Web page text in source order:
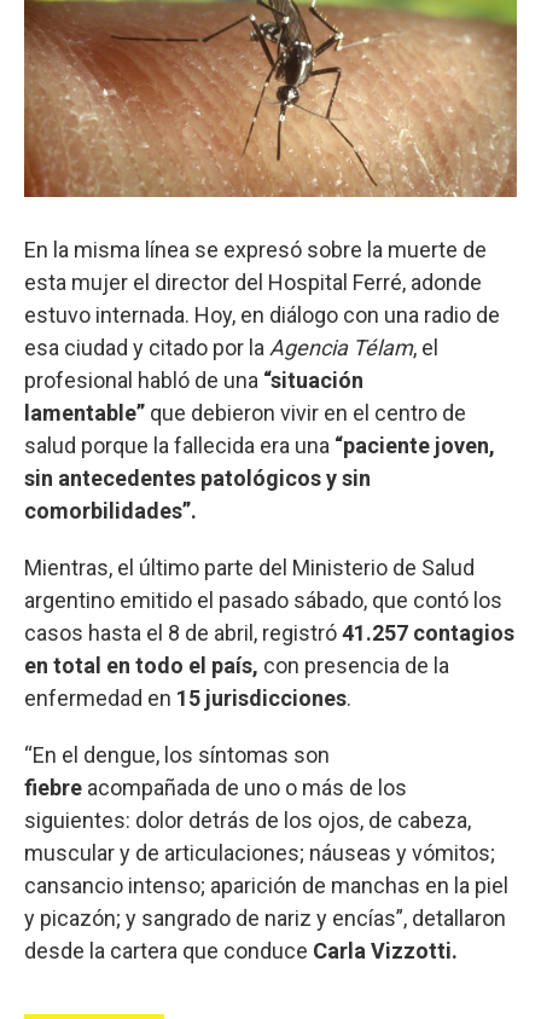
En la misma línea se expresó sobre la muerte de
esta mujer el director del Hospital Ferré, adonde
estuvo internada. Hoy, en diálogo con una radio de
esa ciudad y citado por la Agencia Télam, el
profesional habló de una “situación
lamentable” que debieron vivir en el centro de
salud porque la fallecida era una “paciente joven,
sin antecedentes patológicos y sin
comorbilidades”.
Mientras, el último parte del Ministerio de Salud
argentino emitido el pasado sábado, que contó los
casos hasta el 8 de abril, registró41.257 contagios
en total en todo el país, con presencia de la
enfermedad en 15 jurisdicciones.
“En el dengue, los síntomas son
fiebre acompañada de uno o más de los
siguientes: dolor detrás de los ojos, de cabeza,
muscular y de articulaciones; náuseas y vómitos;
cansancio intenso; aparición de manchas en la piel
y picazón; y sangrado de nariz y encías”, detallaron
desde la cartera que conduce Carla Vizzotti.